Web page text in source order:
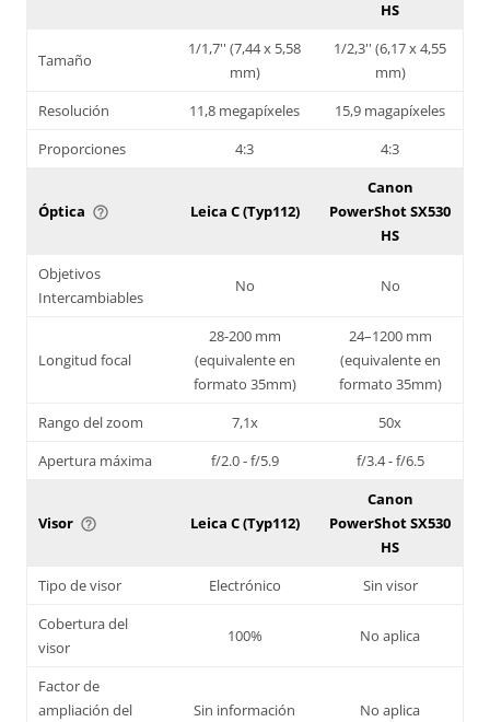
HS
Tamaño
1/1,7'' (7,44 x 5,58
mm)
1/2,3'' (6,17 x 4,55
mm)
Resolución
11,8 megapíxeles
15,9 magapíxeles
Proporciones
4:3 4:3
Óptica help_outline Leica C (Typ112)
Canon
PowerShot SX530
HS
Objetivos
Intercambiables
No No
Longitud focal
28-200 mm
(equivalente en
formato 35mm)
24–1200 mm
(equivalente en
formato 35mm)
Rango del zoom
7,1x
50x
Apertura máxima
f/2.0 - f/5.9 f/3.4 - f/6.5
Visor help_outline Leica C (Typ112)
Canon
PowerShot SX530
HS
Tipo de visor
Electrónico
Sin visor
Cobertura del
visor
100% No aplica
Factor de
ampliación del
Sin información No aplica